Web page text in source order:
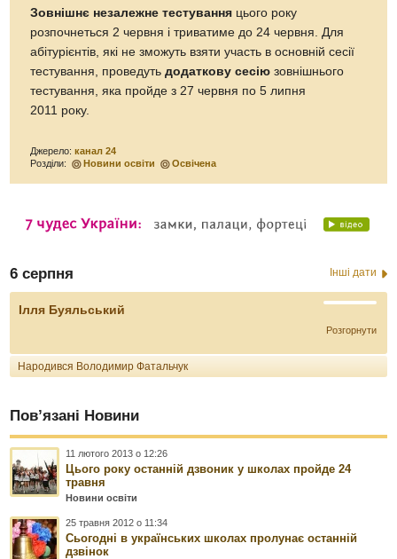
Зовнішнє незалежне тестування цього року
розпочнеться 2 червня і триватиме до 24 червня. Для
абітурієнтів, які не зможуть взяти участь в основній сесії
тестування, проведутьдодаткову сесію зовнішнього
тестування, яка пройде з 27 червня по 5 липня
2011 року.
Джерело:канал 24
Розділи:
Новини освіти Освічена
6 серпня Інші дати
Ілля Буяльський
Розгорнути
Народився Володимир Фатальчук
Пов’язані Новини
11 лютого 2013 о 12:26
Цього року останній дзвоник у школах пройде 24
травня
Новини освіти
25 травня 2012 о 11:34
Сьогодні в українських школах пролунає останній
дзвінок